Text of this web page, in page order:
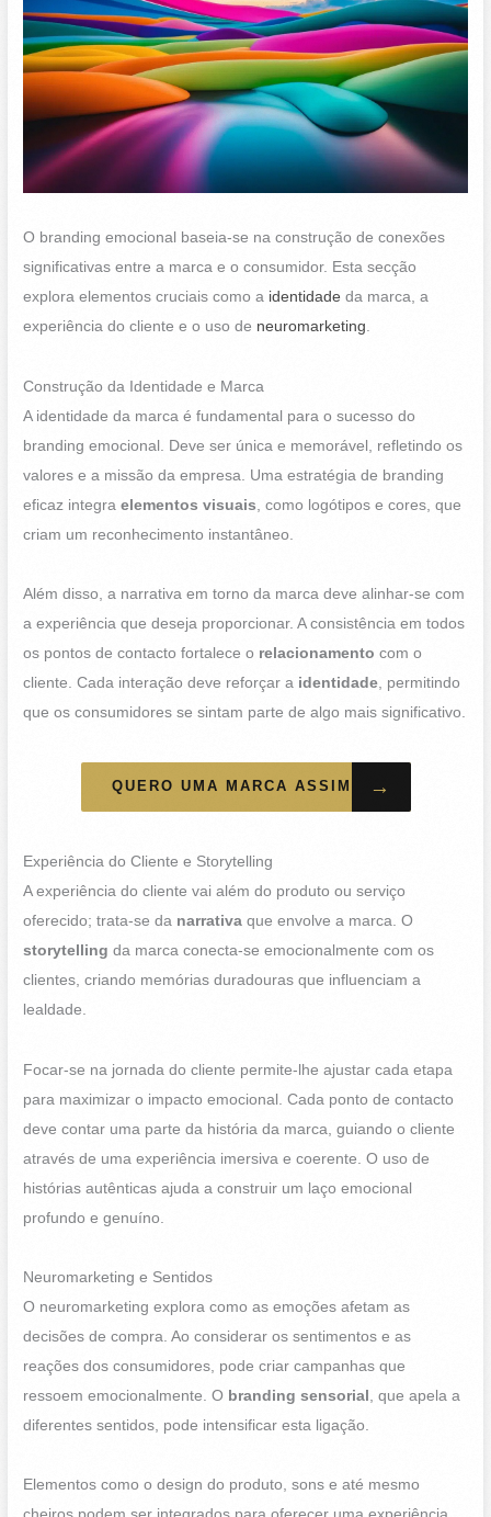
O branding emocional baseia-se na construção de conexões
significativas entre a marca e o consumidor. Esta secção
explora elementos cruciais como a identidade da marca, a
experiência do cliente e o uso de neuromarketing.
Construção da Identidade e Marca
A identidade da marca é fundamental para o sucesso do
branding emocional. Deve ser única e memorável, refletindo os
valores e a missão da empresa. Uma estratégia de branding
eficaz integraelementos visuais , como logótipos e cores, que
criam um reconhecimento instantâneo.
Além disso, a narrativa em torno da marca deve alinhar-se com
a experiência que deseja proporcionar. A consistência em todos
os pontos de contacto fortalece o relacionamento com o
cliente. Cada interação deve reforçar a identidade, permitindo
que os consumidores se sintam parte de algo mais significativo.
QUERO UMA MARCA ASSIM →
Experiência do Cliente e Storytelling
A experiência do cliente vai além do produto ou serviço
oferecido; trata-se da narrativa que envolve a marca. O
storytelling da marca conecta-se emocionalmente com os
clientes, criando memórias duradouras que influenciam a
lealdade.
Focar-se na jornada do cliente permite-lhe ajustar cada etapa
para maximizar o impacto emocional. Cada ponto de contacto
deve contar uma parte da história da marca, guiando o cliente
através de uma experiência imersiva e coerente. O uso de
histórias autênticas ajuda a construir um laço emocional
profundo e genuíno.
Neuromarketing e Sentidos
O neuromarketing explora como as emoções afetam as
decisões de compra. Ao considerar os sentimentos e as
reações dos consumidores, pode criar campanhas que
ressoem emocionalmente. O branding sensorial
, que apela a
diferentes sentidos, pode intensificar esta ligação.
Elementos como o design do produto, sons e até mesmo